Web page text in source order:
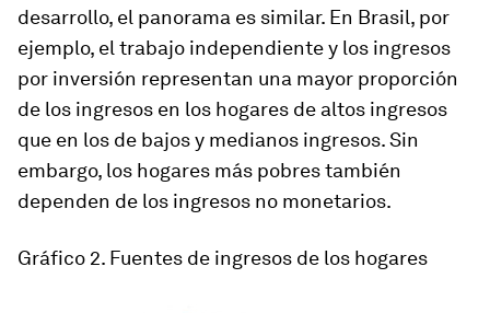
desarrollo, el panorama es similar. En Brasil, por
ejemplo, el trabajo independiente y los ingresos
por inversión representan una mayor proporción
de los ingresos en los hogares de altos ingresos
que en los de bajos y medianos ingresos. Sin
embargo, los hogares más pobres también
dependen de los ingresos no monetarios.
Gráfico 2. Fuentes de ingresos de los hogares